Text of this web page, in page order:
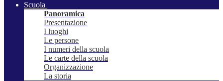
Scuola
Panoramica
Presentazione
I luoghi
Le persone
I numeri della scuola
Le carte della scuola
Organizzazione
La storia